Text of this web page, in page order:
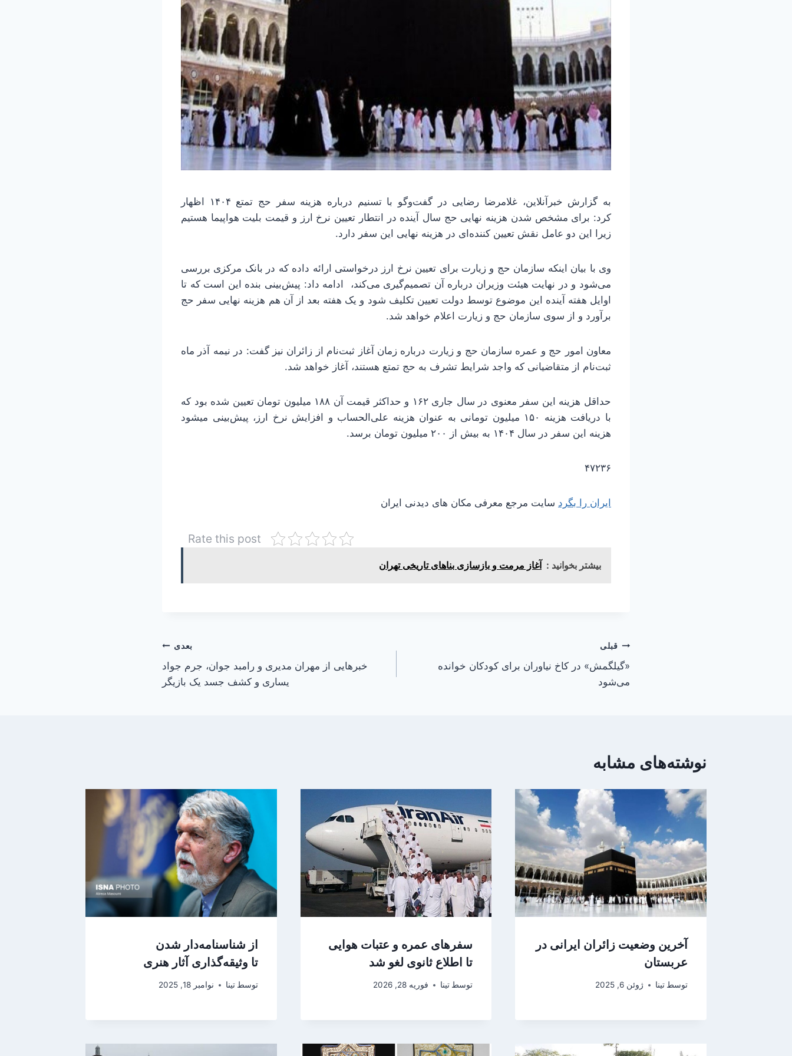
به گزارش خبرآنلاین، غلامرضا رضایی در گفت‌وگو با تسنیم درباره هزینه سفر حج تمتع ۱۴۰۴ اظهار
کرد: برای مشخص شدن هزینه نهایی حج سال آینده در انتطار تعیین نرخ ارز و قیمت بلیت هواپیما هستیم
زیرا این دو عامل نقش تعیین کننده‌ای در هزینه نهایی این سفر دارد.
وی با بیان اینکه سازمان حج و زیارت برای تعیین نرخ ارز درخواستی ارائه داده که در بانک مرکزی بررسی
می‌شود و در نهایت هیئت وزیران درباره آن تصمیم‌گیری می‌کند، ادامه داد: پیش‌بینی بنده این است که تا
اوایل هفته آینده این موضوع توسط دولت تعیین تکلیف شود و یک هفته بعد از آن هم هزینه نهایی سفر حج
برآورد و از سوی سازمان حج و زیارت اعلام خواهد شد.
معاون امور حج و عمره سازمان حج و زیارت درباره زمان آغاز ثبت‌نام از زائران نیز گفت: در نیمه آذر ماه
ثبت‌نام از متقاضیانی که واجد شرایط تشرف به حج تمتع هستند، آغاز خواهد شد.
حداقل هزینه این سفر معنوی در سال جاری ۱۶۲ و حداکثر قیمت آن ۱۸۸ میلیون تومان تعیین شده بود که
با دریافت هزینه ۱۵۰ میلیون تومانی به عنوان هزینه علی‌الحساب و افزایش نرخ ارز، پیش‌بینی میشود
هزینه این سفر در سال ۱۴۰۴ به بیش از ۲۰۰ میلیون تومان برسد.
۴۷۲۳۶
ایران را بگرد سایت مرجع معرفی مکان های دیدنی ایران
Rate this post
بیشتر بخوانید : آغاز مرمت و بازسازی بناهای تاریخی تهران
راهبری
نوشته
قبلی
«گیلگمش» در کاخ نیاوران برای کودکان خوانده
می‌شود
بعدی
خبرهایی از مهران مدیری و رامبد جوان، جرم جواد
یساری و کشف جسد یک بازیگر
نوشته‌های مشابه
آخرین وضعیت زائران ایرانی در
عربستان
توسط تینا ژوئن 6, 2025
سفرهای عمره و عتبات هوایی
تا اطلاع ثانوی لغو شد
توسط تینا فوریه 28, 2026
از شناسنامه‌دار شدن
تا وثیقه‌گذاری آثار هنری
توسط تینا نوامبر 18, 2025